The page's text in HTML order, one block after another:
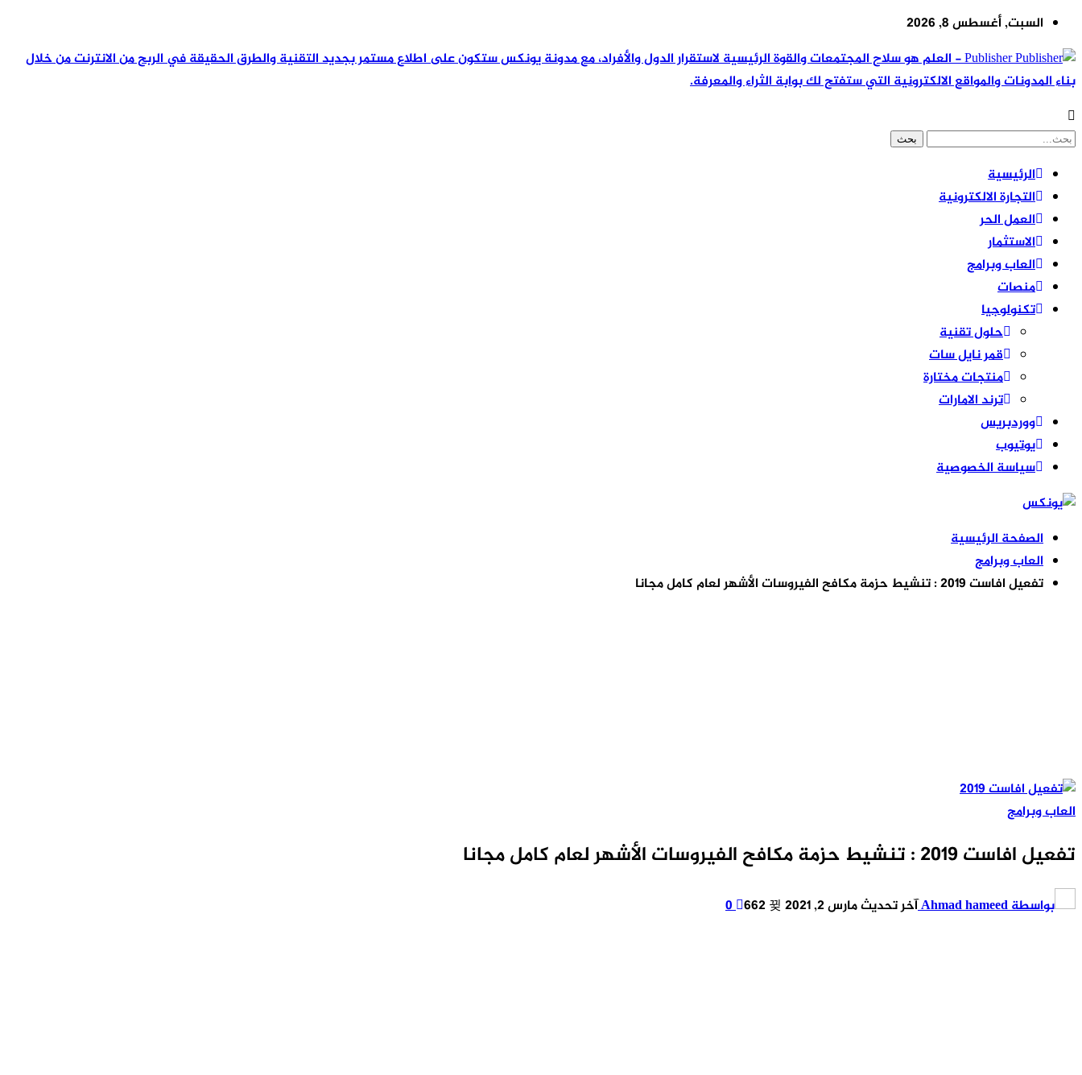
السبت, أغسطس 8, 2026
Publisher - العلم هو سلاح المجتمعات والقوة الرئيسية لاستقرار الدول والأفراد، مع مدونة يونكس ستكون على اطلاع مستمر بجديد التقنية والطرق الحقيقة في الربح من الانترنت من خلال
بناء المدونات والمواقع الالكترونية التي ستفتح لك بوابة الثراء والمعرفة.
الرئيسية
التجارة الالكترونية
العمل الحر
الاستثمار
العاب وبرامج
منصات
تكنولوجيا
حلول تقنية
قمر نايل سات
منتجات مختارة
ترند الامارات
ووردبريس
يوتيوب
سياسة الخصوصية
الصفحة الرئيسية
العاب وبرامج
تفعيل افاست 2019 : تنشيط حزمة مكافح الفيروسات الأشهر لعام كامل مجانا
العاب وبرامج
تفعيل افاست 2019 : تنشيط حزمة مكافح الفيروسات الأشهر لعام كامل مجانا
بواسطةAhmad hameedآخر تحديثمارس 2, 2021 0